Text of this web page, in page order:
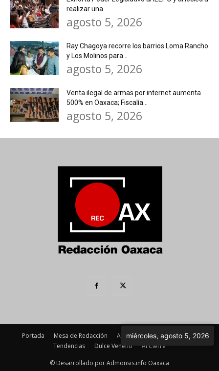
realizar una...
agosto 5, 2026
Ray Chagoya recorre los barrios Loma Rancho
y Los Molinos para...
agosto 5, 2026
Venta ilegal de armas por internet aumenta
500% en Oaxaca; Fiscalía...
agosto 5, 2026
Portada Mesa de Redacción Agenda Política
Imagen
Tendencias
Dulce Veneno Al Cierre
© Desarrollado por Admonsis.info Oaxaca
miércoles, agosto 5, 2026